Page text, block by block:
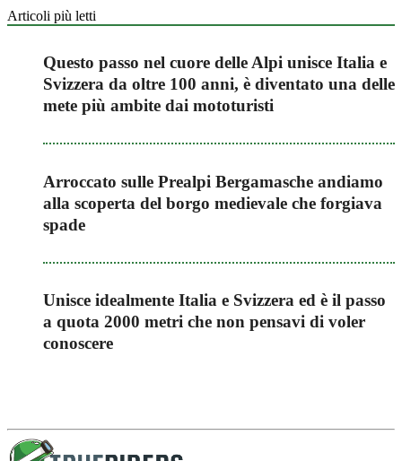
Articoli più letti
Questo passo nel cuore delle Alpi unisce Italia e
Svizzera da oltre 100 anni, è diventato una delle
mete più ambite dai mototuristi
Arroccato sulle Prealpi Bergamasche andiamo
alla scoperta del borgo medievale che forgiava
spade
Unisce idealmente Italia e Svizzera ed è il passo
a quota 2000 metri che non pensavi di voler
conoscere